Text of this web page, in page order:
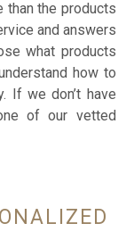
than the products
and answers
what products
how to
If we don’t have
of our vetted